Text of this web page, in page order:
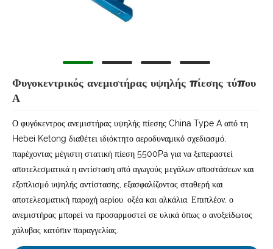
Φυγοκεντρικός ανεμιστήρας υψηλής πίεσης τύπου
Α
Ο φυγόκεντρος ανεμιστήρας υψηλής πίεσης China Type A από τη
Hebei Ketong διαθέτει ιδιόκτητο αεροδυναμικό σχεδιασμό,
παρέχοντας μέγιστη στατική πίεση 5500Pa για να ξεπεραστεί
αποτελεσματικά η αντίσταση από αγωγούς μεγάλων αποστάσεων και
εξοπλισμό υψηλής αντίστασης, εξασφαλίζοντας σταθερή και
αποτελεσματική παροχή αερίου. οξέα και αλκάλια. Επιπλέον, ο
ανεμιστήρας μπορεί να προσαρμοστεί σε υλικά όπως ο ανοξείδωτος
χάλυβας κατόπιν παραγγελίας.